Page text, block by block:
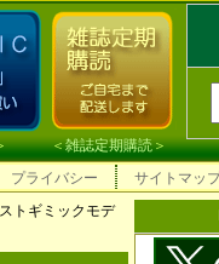
＜雑誌定期購読＞
プライバシー サイトマッ
トギミックモデ